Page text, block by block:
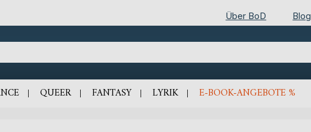
Über BoD Blog
QUEER FANTASY LYRIK E-BOOK-ANGEBOTE %